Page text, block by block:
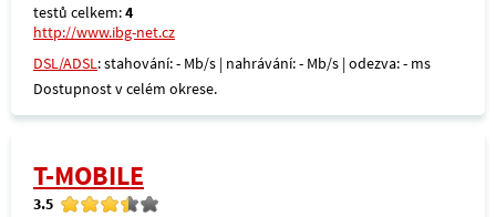
testů celkem:4
http://www.ibg-net.cz
DSL/ADSL: stahování: - Mb/s | nahrávání: - Mb/s | odezva: - ms
Dostupnost v celém okrese.
T-MOBILE
3.5